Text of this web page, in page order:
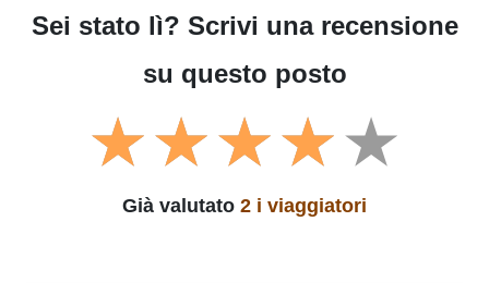
Sei stato lì? Scrivi una recensione
su questo posto
Già valutato 2 i viaggiatori